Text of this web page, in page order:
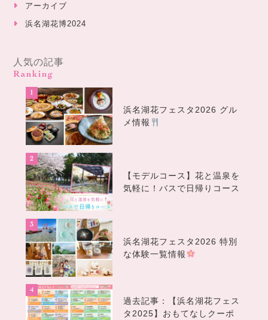
アーカイブ
浜名湖花博2024
人気の記事
Ranking
浜名湖花フェスタ2026 グル
メ情報
【モデルコース】花と温泉を
気軽に！バスで日帰りコース
浜名湖花フェスタ2026 特別
な体験一覧情報
過去記事：【浜名湖花フェス
タ2025】おもてなしクーポ